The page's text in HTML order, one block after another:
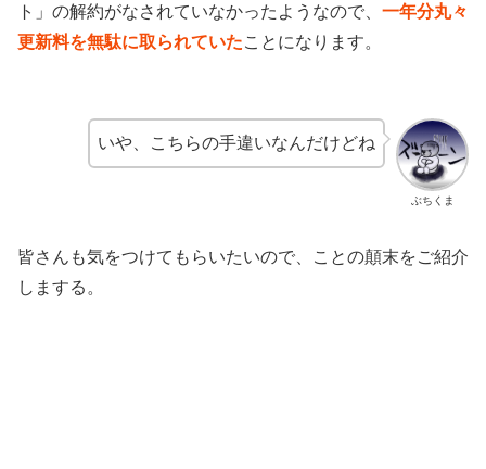
ト」の解約がなされていなかったようなので、 一年分丸々
更新料を無駄に取られていたことになります。
ぶちくま
いや、こちらの手違いなんだけどね
皆さんも気をつけてもらいたいので、ことの顛末をご紹介
しまする。